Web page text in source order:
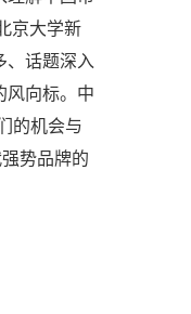
京大学新
、话题深入
风向标。中
的机会与
势品牌的